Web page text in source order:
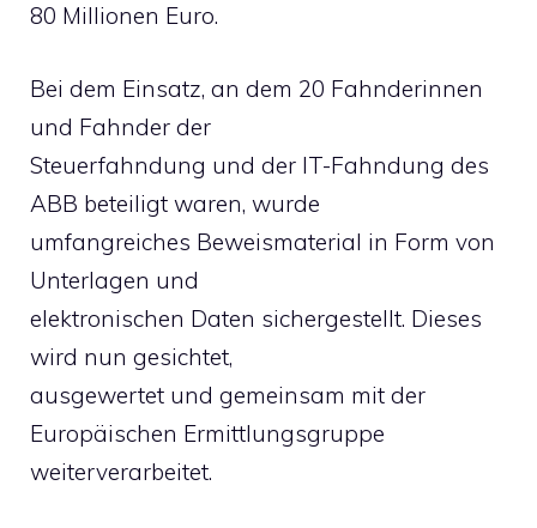
80 Millionen Euro.
Bei dem Einsatz, an dem 20 Fahnderinnen
und Fahnder der
Steuerfahndung und der IT-Fahndung des
ABB beteiligt waren, wurde
umfangreiches Beweismaterial in Form von
Unterlagen und
elektronischen Daten sichergestellt. Dieses
wird nun gesichtet,
ausgewertet und gemeinsam mit der
Europäischen Ermittlungsgruppe
weiterverarbeitet.